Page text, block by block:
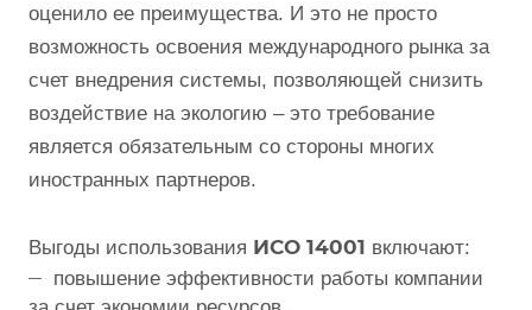
оценило ее преимущества. И это не просто
возможность освоения международного рынка за
счет внедрения системы, позволяющей снизить
воздействие на экологию – это требование
является обязательным со стороны многих
иностранных партнеров.
Выгоды использования ИСО 14001 включают:
повышение эффективности работы компании